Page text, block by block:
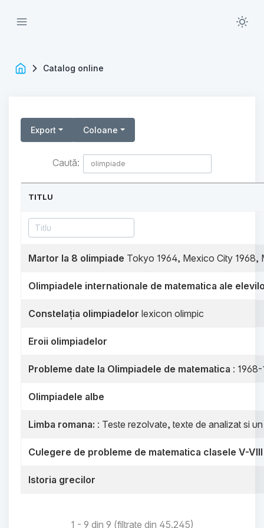
Catalog online
Export Coloane
Caută:
TITLU
Martor la 8 olimpiade Tokyo 1964, Mexico City 1968,
Olimpiadele internationale de matematica ale
Constelația olimpiadelor lexicon olimpic
Eroii olimpiadelor
Probleme date la Olimpiadele de matematica :
Olimpiadele albe
Limba romana: : Teste rezolvate, texte de analizat si
Culegere de probleme de matematica clasele V-VIII
Istoria grecilor
1 - 9 din 9 (filtrate din 45.245)